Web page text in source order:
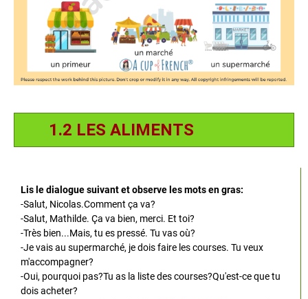
1.2 LES ALIMENTS
Lis le dialogue suivant et observe les mots en gras:
-Salut, Nicolas.Comment ça va?
-Salut, Mathilde. Ça va bien, merci. Et toi?
-Très bien...Mais, tu es pressé. Tu vas où?
-Je vais au supermarché, je dois faire les courses. Tu veux
m'accompagner?
-Oui, pourquoi pas?Tu as la liste des courses?Qu'est-ce que tu
dois acheter?